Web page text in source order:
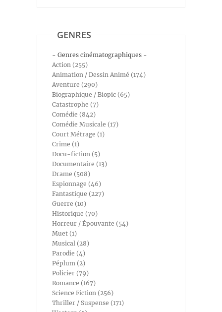
GENRES
- Genres cinématographiques -
Action (255)
Animation / Dessin Animé (174)
Aventure (290)
Biographique / Biopic (65)
Catastrophe (7)
Comédie (842)
Comédie Musicale (17)
Court Métrage (1)
Crime (1)
Docu-fiction (5)
Documentaire (13)
Drame (508)
Espionnage (46)
Fantastique (227)
Guerre (10)
Historique (70)
Horreur / Épouvante (54)
Muet (1)
Musical (28)
Parodie (4)
Péplum (2)
Policier (79)
Romance (167)
Science Fiction (256)
Thriller / Suspense (171)